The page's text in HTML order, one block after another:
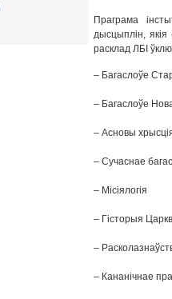
Праграма
дысцыплін, якія
расклад ЛБІ
– Багаслоўе
– Багаслоўе
– Асновы
– Сучаснае
– Місіялогія
– Гісторыя
–
– Кананічнае